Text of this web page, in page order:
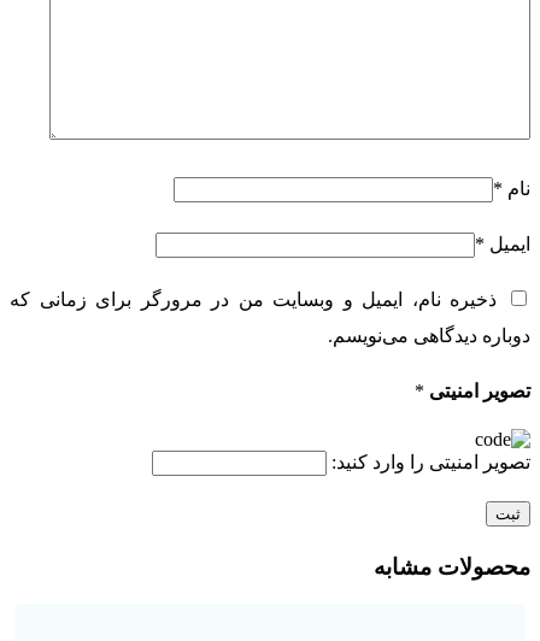
نام *
ایمیل *
ذخیره نام، ایمیل و وبسایت من در مرورگر برای زمانی که
دوباره دیدگاهی می‌نویسم.
تصویر امنیتی *
تصویر امنیتی را وارد کنید:
محصولات مشابه